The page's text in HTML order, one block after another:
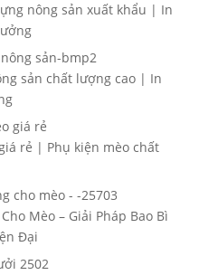
nông sản xuất khẩu | In
sản chất lượng cao | In
rẻ | Phụ kiện mèo chất
Mèo – Giải Pháp Bao Bì
Đại